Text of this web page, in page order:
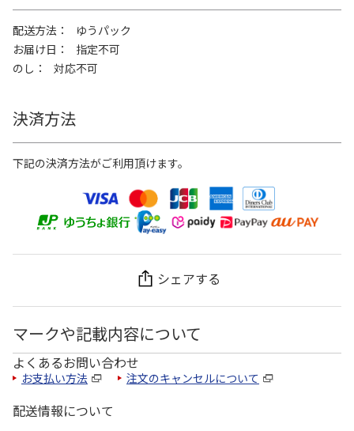
配送方法
ゆうパック
お届け日
指定不可
のし
対応不可
決済方法
下記の決済方法がご利用頂けます。
シェアする
マークや記載内容について
よくあるお問い合わせ
お支払い方法 注文のキャンセルについて
配送情報について